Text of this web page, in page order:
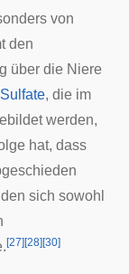
von
den
über die Niere
Sulfate, die im
werden,
hat, dass
sich sowohl
. [27] [28] [30]